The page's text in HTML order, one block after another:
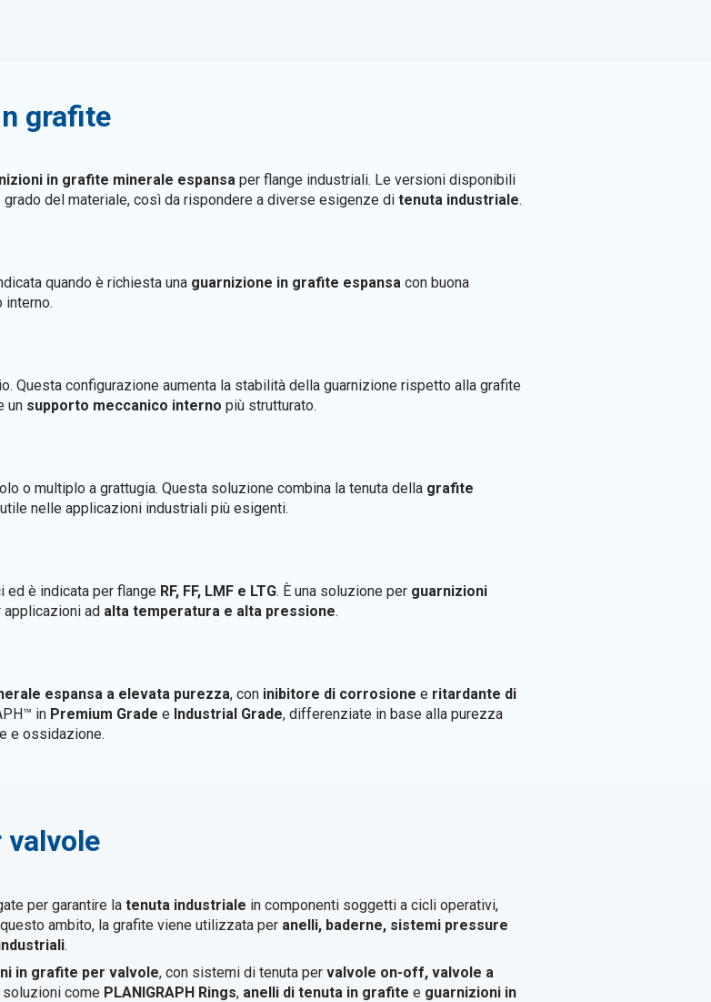
grafite
in grafite minerale espansa per flange industriali. Le versioni disponibili
del materiale, così da rispondere a diverse esigenze di tenuta industriale.
quando è richiesta una guarnizione in grafite espansa con buona
Questa configurazione aumenta la stabilità della guarnizione rispetto alla grafite
un supporto meccanico interno più strutturato.
o multiplo a grattugia. Questa soluzione combina la tenuta della grafite
nelle applicazioni industriali più esigenti.
è indicata per flange RF, FF, LMF e LTG. È una soluzione per guarnizioni
applicazioni ad alta temperatura e alta pressione.
espansa a elevata purezza, con inibitore di corrosione e ritardante di
in Premium Grade e Industrial Grade, differenziate in base alla purezza
e ossidazione.
per garantire la tenuta industriale in componenti soggetti a cicli operativi,
ambito, la grafite viene utilizzata per anelli, baderne, sistemi pressure
.
in grafite per valvole, con sistemi di tenuta per valvole on-off, valvole a
soluzioni come PLANIGRAPH Rings, anelli di tenuta in grafite e guarnizioni in